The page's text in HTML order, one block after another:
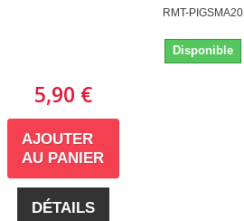
RMT-PIGSMA20
Disponible
5,90 €
AJOUTER
AU PANIER
DÉTAILS